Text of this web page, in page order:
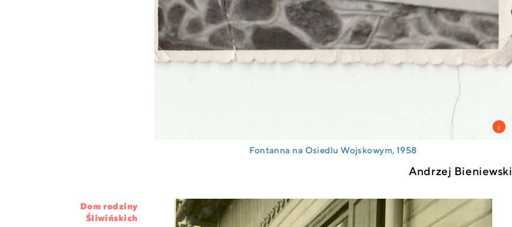
Fontanna na Osiedlu Wojskowym, 1958
Andrzej Bieniewski
Dom rodziny
Śliwińskich